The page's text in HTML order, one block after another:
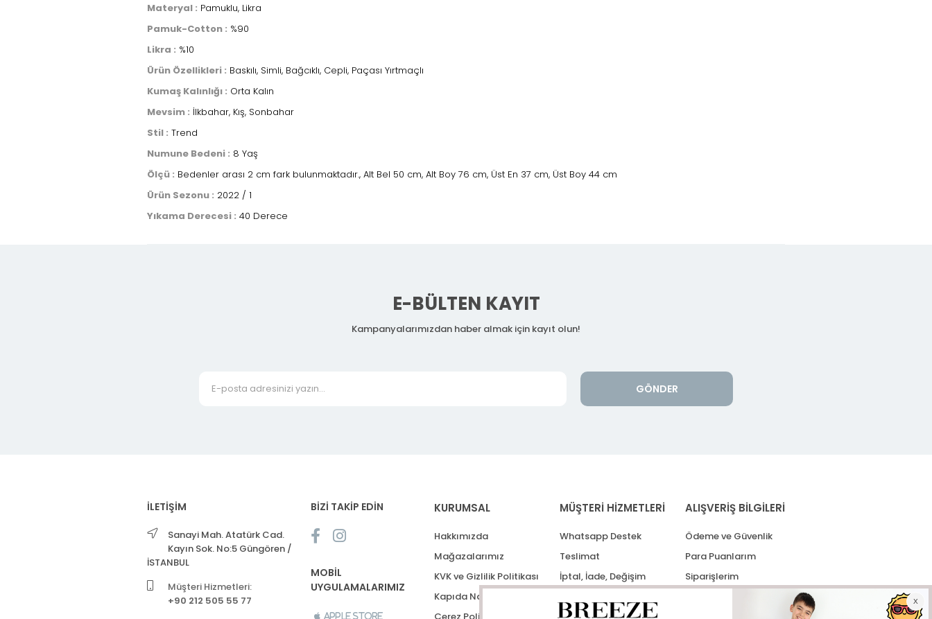
Materyal : Pamuklu, Likra
Pamuk-Cotton : %90
Likra : %10
Ürün Özellikleri : Baskılı, Simli, Bağcıklı, Cepli, Paçası Yırtmaçlı
Kumaş Kalınlığı : Orta Kalın
Mevsim : İlkbahar, Kış, Sonbahar
Stil : Trend
Numune Bedeni : 8 Yaş
Ölçü : Bedenler arası 2 cm fark bulunmaktadır., Alt Bel 50 cm, Alt Boy 76 cm, Üst En 37 cm, Üst Boy 44 cm
Ürün Sezonu : 2022 / 1
Yıkama Derecesi : 40 Derece
E-BÜLTEN KAYIT
Kampanyalarımızdan haber almak için kayıt olun!
GÖNDER
İLETİŞİM
Sanayi Mah. Atatürk Cad.
Kayın Sok. No:5 Güngören /
İSTANBUL
Müşteri Hizmetleri:
+90 212 505 55 77
BİZİ TAKİP EDİN
MOBİL
UYGULAMALARIMIZ
Apple Store
KURUMSAL
Hakkımızda
Mağazalarımız
KVK ve Gizlilik Politikası
Kapıda Nakit Ödeme
MÜŞTERİ HİZMETLERİ
Whatsapp Destek
Teslimat
İptal, İade, Değişim
ALIŞVERİŞ BİLGİLERİ
Ödeme ve Güvenlik
Para Puanlarım
Siparişlerim